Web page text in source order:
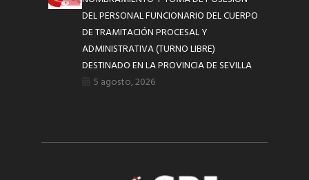
DEL PERSONAL FUNCIONARIO DEL CUERPO
DE TRAMITACIÓN PROCESAL Y
ADMINISTRATIVA (TURNO LIBRE)
DESTINADO EN LA PROVINCIA DE SEVILLA
5 agosto, 2026